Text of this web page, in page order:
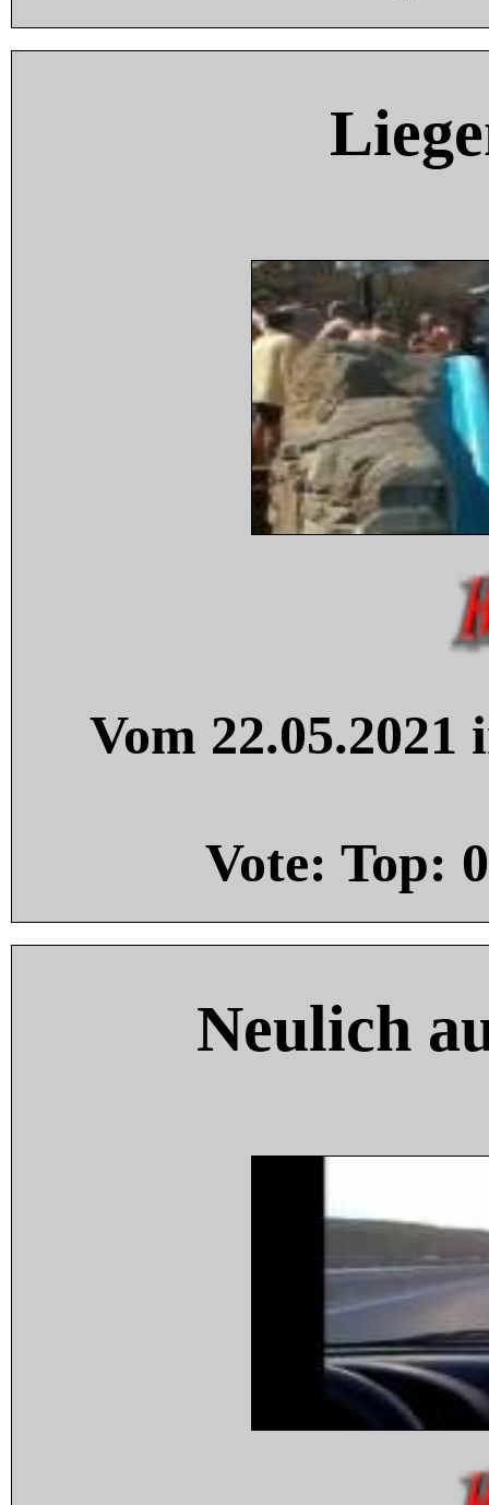
Vom
Vote: Top: 0
Neulich